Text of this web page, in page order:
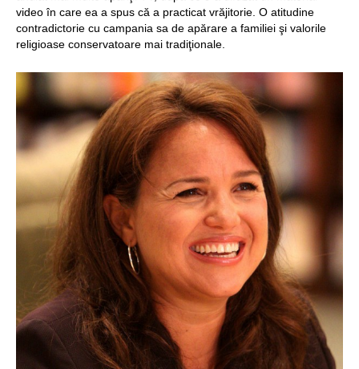
Structurile
enigmatice de la
Gobelki Tepe din
Turcia
video în care ea a spus că a practicat vrăjitorie. O atitudine
contradictorie cu campania sa de apărare a familiei şi valorile
religioase conservatoare mai tradiţionale.